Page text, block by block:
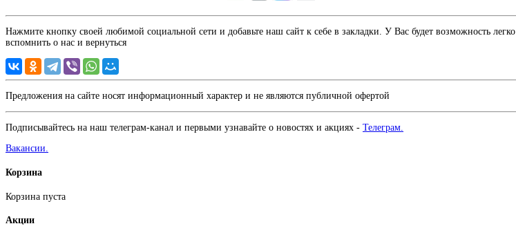
Нажмите кнопку своей любимой социальной сети и добавьте наш сайт к себе в закладки. У Вас будет возможность легко
вспомнить о нас и вернуться
Предложения на сайте носят информационный характер и не являются публичной офертой
Подписывайтесь на наш телеграм-канал и первыми узнавайте о новостях и акциях - Телеграм.
Вакансии.
Корзина
Корзина пуста
Акции